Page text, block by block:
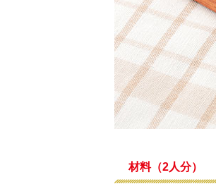
材料（2人分）